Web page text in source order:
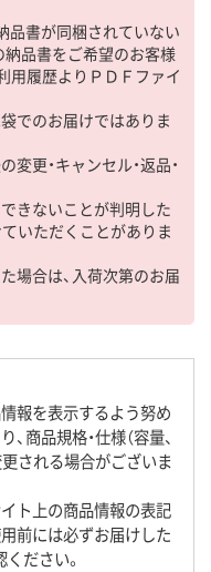
品書が同梱されていない
品書をご希望のお客様
用履歴よりＰＤＦファイ
でのお届けではありま
更・キャンセル・返品・
きないことが判明した
いただくことがありま
場合は、入荷次第のお届
報を表示するよう努め
商品規格・仕様（容量、
更される場合がございま
ト上の商品情報の表記
前には必ずお届けした
ださい。